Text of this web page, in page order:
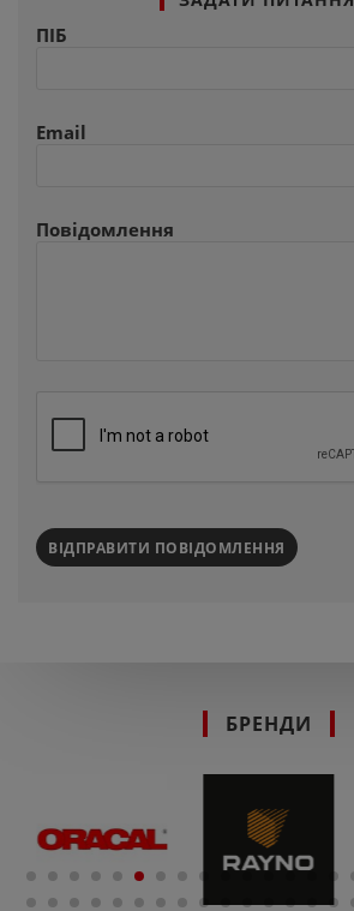
ПІБ
Email
Повідомлення
ВІДПРАВИТИ ПОВІДОМЛЕННЯ
БРЕНДИ